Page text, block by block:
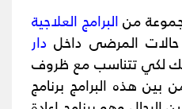
منالبرامج العلاجية
المرضى داخل دار
لكي تتناسب مع ظروف
هذه البرامج برنامج